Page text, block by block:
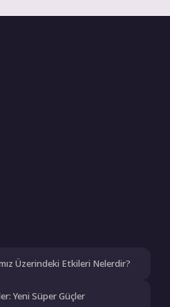
Üzerindeki Etkileri Nelerdir?
Yeni Süper Güçler